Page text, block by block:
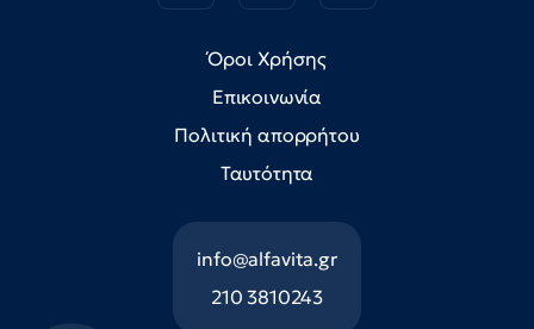
Όροι Χρήσης
Επικοινωνία
Πολιτική απορρήτου
Ταυτότητα
info@alfavita.gr
210 3810243